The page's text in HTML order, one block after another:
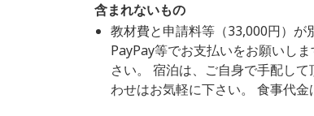
含まれないもの
教材費と申請料等（33,000円）が
PayPay等でお支払いをお願いし
さい。 宿泊は、ご自身で手配し
わせはお気軽に下さい。 食事代金